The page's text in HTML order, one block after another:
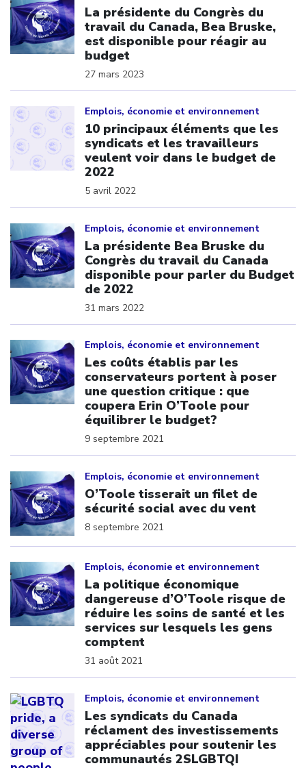
La présidente du Congrès du
travail du Canada, Bea Bruske,
est disponible pour réagir au
budget
27 mars 2023
Emplois, économie et environnement
10 principaux éléments que les
syndicats et les travailleurs
veulent voir dans le budget de
2022
5 avril 2022
Emplois, économie et environnement
La présidente Bea Bruske du
Congrès du travail du Canada
disponible pour parler du Budget
de 2022
31 mars 2022
Emplois, économie et environnement
Les coûts établis par les
conservateurs portent à poser
une question critique : que
coupera Erin O’Toole pour
équilibrer le budget?
9 septembre 2021
Emplois, économie et environnement
O’Toole tisserait un filet de
sécurité social avec du vent
8 septembre 2021
Emplois, économie et environnement
La politique économique
dangereuse d’O’Toole risque de
réduire les soins de santé et les
services sur lesquels les gens
comptent
31 août 2021
Emplois, économie et environnement
Les syndicats du Canada
réclament des investissements
appréciables pour soutenir les
communautés 2SLGBTQI